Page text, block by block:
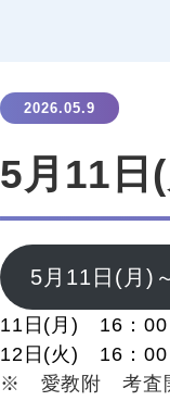
2026.05.9
5月11日
5月11日(月)
11日(月) 16：00
12日(火) 16：00
※ 愛教附 考査